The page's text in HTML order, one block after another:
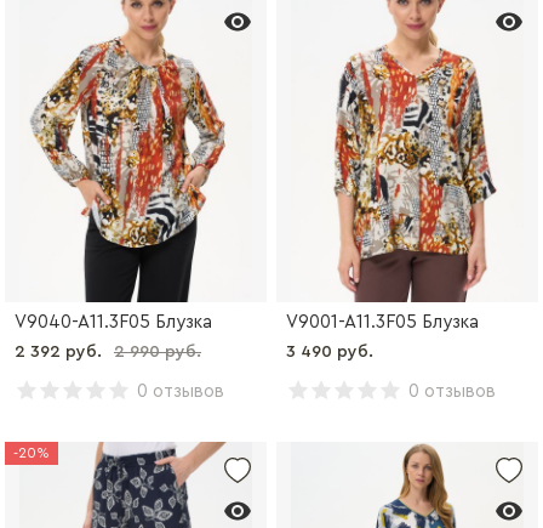
V9040-A11.3F05 Блузка
2 392 руб. 2 990 руб.
0 отзывов
V9001-A11.3F05 Блузка
3 490 руб.
0 отзывов
-20%